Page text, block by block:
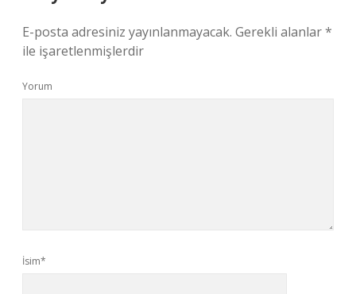
E-posta adresiniz yayınlanmayacak. Gerekli alanlar*
ile işaretlenmişlerdir
Yorum
İsim*